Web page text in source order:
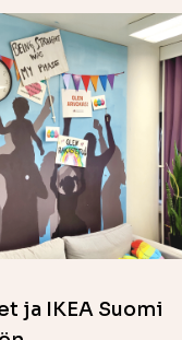
ja IKEA Suomi